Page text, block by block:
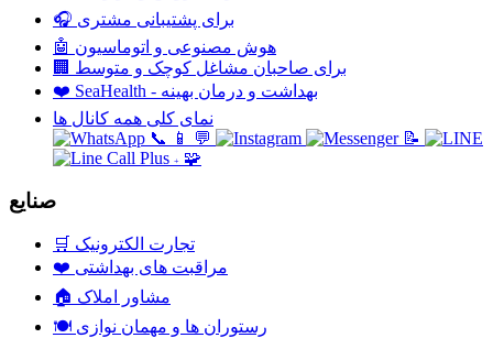
🎧 برای پشتیبانی مشتری
🤖 هوش مصنوعی و اتوماسیون
🏢 برای صاحبان مشاغل کوچک و متوسط
❤️
SeaHealth - بهداشت و درمان بهینه
نمای کلی همه کانال ها
📞
📱 💬 📝
+ 🧩
صنایع
🛒 تجارت الکترونیک
❤️ مراقبت های بهداشتی
🏠 مشاور املاک
🍽️ رستوران ها و مهمان نوازی